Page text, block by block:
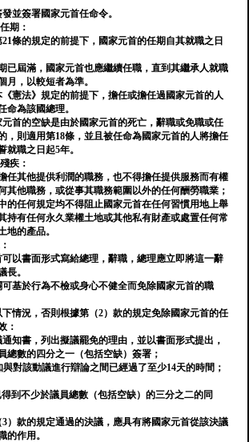
發並簽署國家元首任命令。
期：
21條的規定的前提下，國家元首的任期自其就職之日
已屆滿，國家元首也應繼續任職，直到其繼承人就職
月，以較短者為準。
《憲法》規定的前提下，擔任或擔任過國家元首的人
命為該國總理。
元首的空缺是由於國家元首的死亡，辭職或免職或任
，則適用第18條，並且被任命為國家元首的人將擔任
就職之日起5年。
疾：
任其他提供利潤的職務，也不得擔任提供服務而有權
其他職務，或從事其職務範圍以外的任何酬勞職業；
的任何規定均不得阻止國家元首在任何習慣用地上舉
持有任何永久業權土地或其他私有財產或處置任何常
地的產品。
可以書面形式寫給總理，辭職，總理應立即將這一辭
長。
可基於行為不檢或身心不健全而免除國家元首的職
下情況，否則根據第（2）款的規定免除國家元首的任
：
通知書，列出擬議罷免的理由，並以書面形式提出，
總數的四分之一（包括空缺）簽署；
與對該動議進行辯論之間已經過了至少14天的時間；
得到不少於議員總數（包括空缺）的三分之二的同
3）款的規定通過的決議，應具有將國家元首從該決議
的作用。